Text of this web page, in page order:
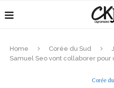
Home Corée du Sud
Samuel Seo vont collaborer pour
Corée